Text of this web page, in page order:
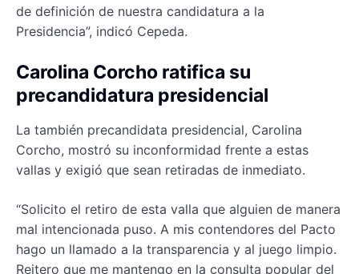
de definición de nuestra candidatura a la
Presidencia”, indicó Cepeda.
Carolina Corcho ratifica su
precandidatura presidencial
La también precandidata presidencial, Carolina
Corcho, mostró su inconformidad frente a estas
vallas y exigió que sean retiradas de inmediato.
“Solicito el retiro de esta valla que alguien de manera
mal intencionada puso. A mis contendores del Pacto
hago un llamado a la transparencia y al juego limpio.
Reitero que me mantengo en la consulta popular del